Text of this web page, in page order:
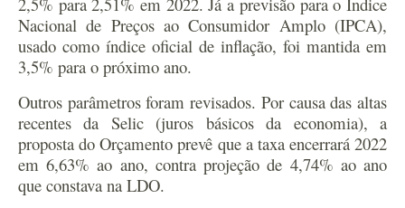
Nacional de Preços ao Consumidor Amplo (IPCA),
usado como índice oficial de inflação, foi mantida em
3,5% para o próximo ano.
Outros parâmetros foram revisados. Por causa das altas
recentes da Selic (juros básicos da economia), a
proposta do Orçamento prevê que a taxa encerrará 2022
em 6,63% ao ano, contra projeção de 4,74% ao ano
que constava na LDO.